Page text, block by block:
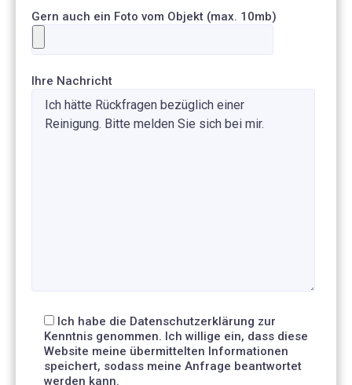
Gern auch ein Foto vom Objekt (max. 10mb)
Ihre Nachricht
Ich habe die Datenschutzerklärung zur
Kenntnis genommen. Ich willige ein, dass diese
Website meine übermittelten Informationen
speichert, sodass meine Anfrage beantwortet
werden kann.